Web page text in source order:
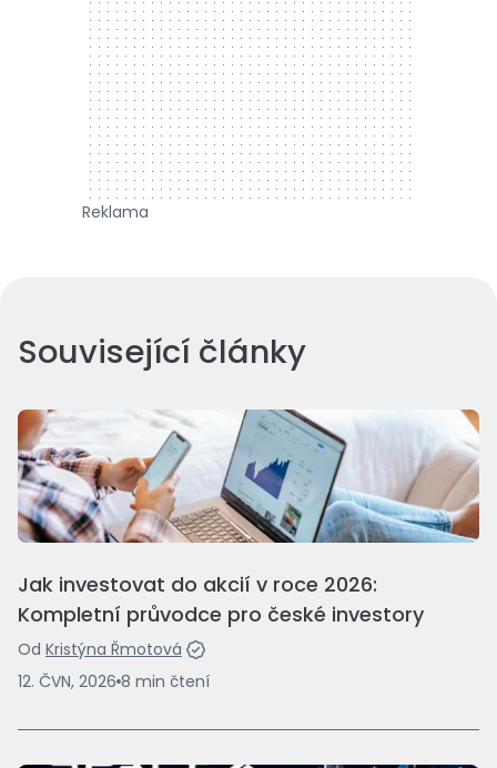
Reklama
Související články
Jak investovat do akcií v roce 2026:
Kompletní průvodce pro české investory
Od Kristýna Řmotová
12. ČVN, 2026 8 min čtení